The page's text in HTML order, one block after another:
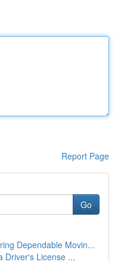
Report Page
Go
Dependable Movin...
Driver's License ...